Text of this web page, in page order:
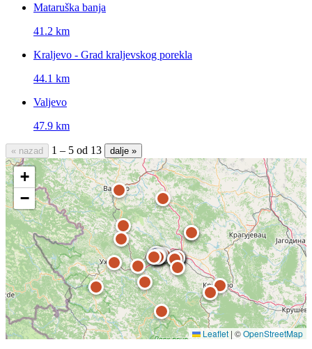
Mataruška banja
41.2 km
Kraljevo - Grad kraljevskog porekla
44.1 km
Valjevo
47.9 km
« nazad 1 – 5 od 13 dalje »
+
−
Leaflet | ©OpenStreetMap